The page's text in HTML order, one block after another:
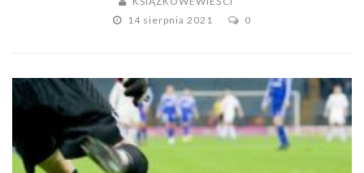
14 sierpnia 2021
0